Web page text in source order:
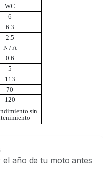
WC
6
6.3
2.5
N / A
0.6
5
113
70
120
sin
año de tu moto antes